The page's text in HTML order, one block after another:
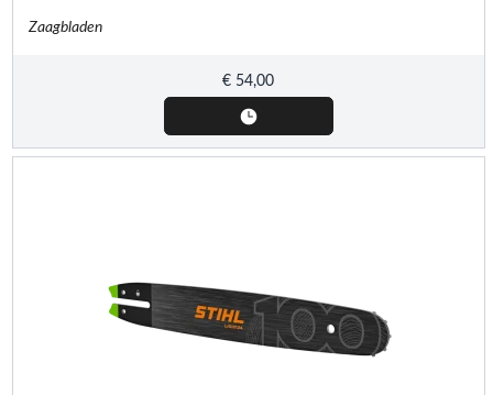
Zaagbladen
€ 54,00